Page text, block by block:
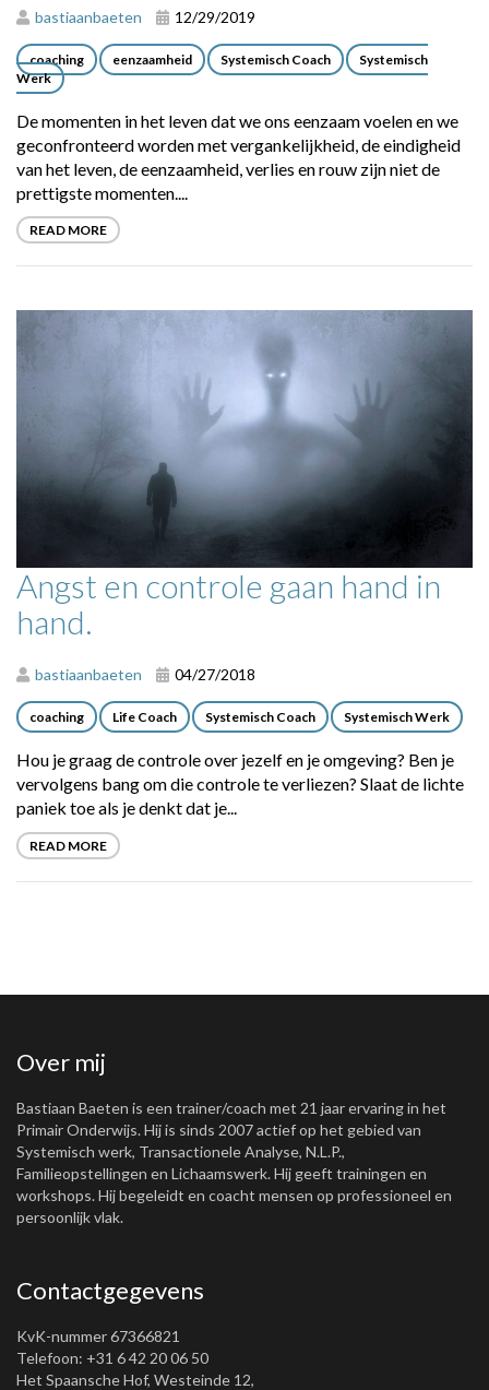
bastiaanbaeten 12/29/2019
coaching eenzaamheid Systemisch Coach
Systemisch
Werk
De momenten in het leven dat we ons eenzaam voelen en we
geconfronteerd worden met vergankelijkheid, de eindigheid
van het leven, de eenzaamheid, verlies en rouw zijn niet de
prettigste momenten....
READ MORE
Angst en controle gaan hand in
hand.
bastiaanbaeten 04/27/2018
coaching Life Coach Systemisch Coach Systemisch Werk
Hou je graag de controle over jezelf en je omgeving? Ben je
vervolgens bang om die controle te verliezen? Slaat de lichte
paniek toe als je denkt dat je...
READ MORE
Over mij
Bastiaan Baeten is een trainer/coach met 21 jaar ervaring in het
Primair Onderwijs. Hij is sinds 2007 actief op het gebied van
Systemisch werk, Transactionele Analyse, N.L.P.,
Familieopstellingen en Lichaamswerk. Hij geeft trainingen en
workshops. Hij begeleidt en coacht mensen op professioneel en
persoonlijk vlak.
Contactgegevens
KvK-nummer 67366821
Telefoon: +31 6 42 20 06 50
Het Spaansche Hof, Westeinde 12,